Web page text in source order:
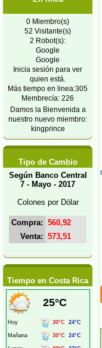
0 Miembro(s)
52 Visitante(s)
2 Robot(s):
Google
Google
Inicia sesión para ver
quien está.
Más tiempo en linea:305
Membrecía: 226
Damos la Bienvenida a
nuestro nuevo miembro:
kingprince
Tipo de Cambio
Según Banco Central
7 - Mayo - 2017
Colones por Dólar
Compra: 560,92
Venta: 573,51
Tiempo en Costa Rica